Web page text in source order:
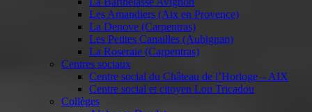
Les Amandiers (Aix en Provence)
La Denove (Carpentras)
Les Petites Canailles (Aubignan)
La Roseraie (Carpentras)
Centres sociaux
Centre social du Château de l’Horloge – AIX
Centre social et citoyen Lou Tricadou
Collèges